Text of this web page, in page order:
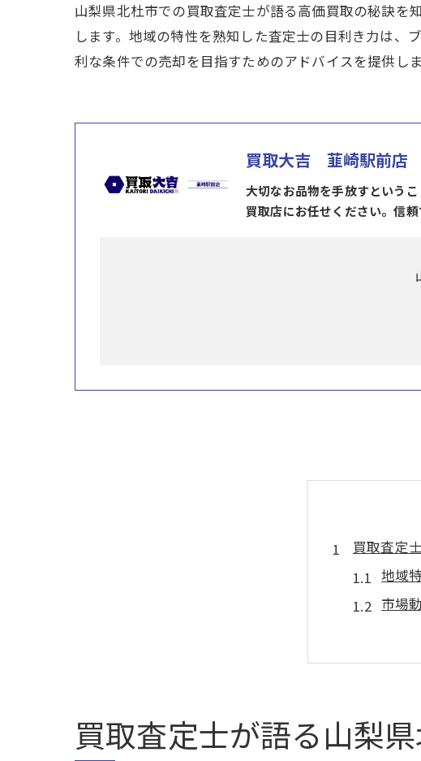
山梨県北杜市での買取査定士が語る高価買取の秘訣
します。地域の特性を熟知した査定士の目利き力は
利な条件での売却を目指すためのアドバイスを提供しま
買取大吉 韮崎駅前店
大切なお品物を手放すという
買取店にお任せください。信
買取査定
地域
市場
買取
顧客
査定
地域特性
買取査定士が語る山梨